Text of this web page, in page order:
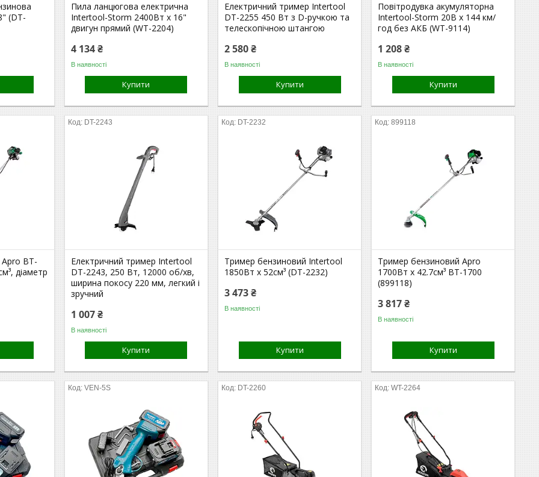
(DT-
Пила ланцюгова електрична
Intertool-Storm 2400Вт x 16"
двигун прямий (WT-2204)
4 134 ₴
В наявності
Купити
Електричний тример Intertool
DT-2255 450 Вт з D-ручкою та
телескопічною штангою
2 580 ₴
В наявності
Купити
Повітродувка акумуляторна
Intertool-Storm 20В x 144 км/
год без АКБ (WT-9114)
1 208 ₴
В наявності
Купити
BT-
діаметр
DT-2243
Електричний тример Intertool
DT-2243, 250 Вт, 12000 об/хв,
ширина покосу 220 мм, легкий і
зручний
1 007 ₴
В наявності
Купити
DT-2232
Тример бензиновий Intertool
1850Вт x 52см³ (DT-2232)
3 473 ₴
В наявності
Купити
899118
Тример бензиновий Apro
1700Вт x 42.7см³ BT-1700
(899118)
3 817 ₴
В наявності
Купити
VEN-5S DT-2260 WT-2264